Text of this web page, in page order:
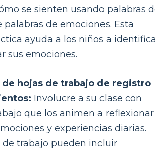
se sienten usando palabras
palabras de emociones. Esta
ayuda a los niños a
sus emociones.
hojas de trabajo de registro
Involucre a su clase con
que los animen a reflexionar
y experiencias diarias.
de trabajo pueden incluir